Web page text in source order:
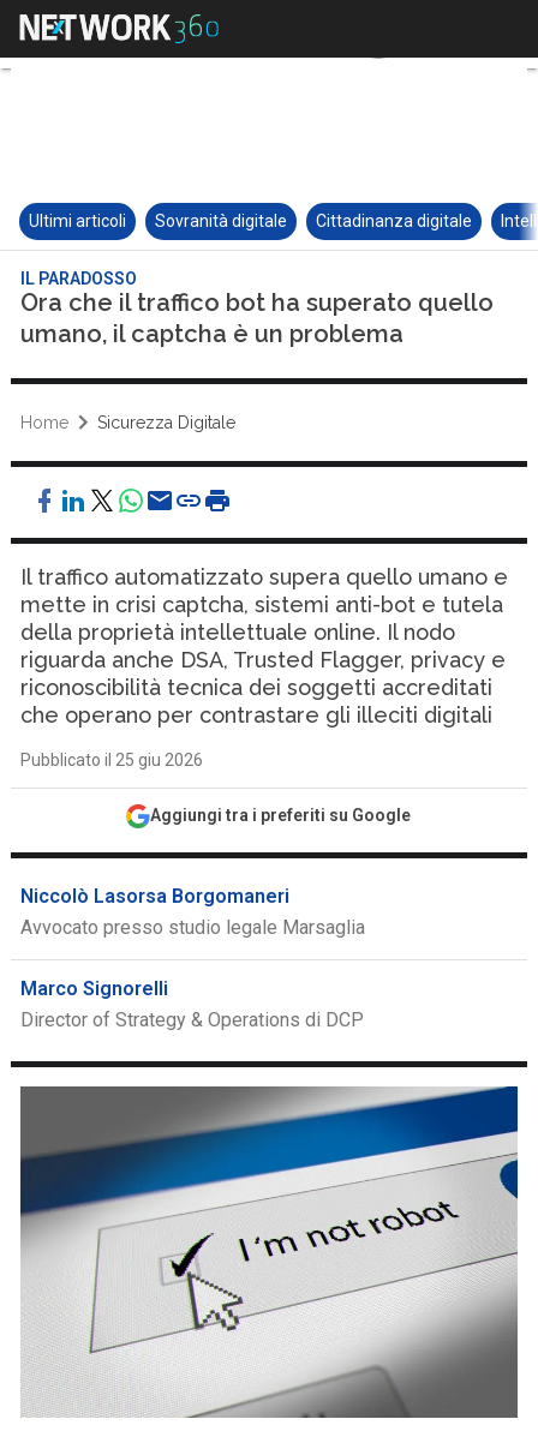
Ultimi articoli Sovranità digitale Cittadinanza digitale
IL PARADOSSO
Ora che il traffico bot ha superato quello
umano, il captcha è un problema
Home Sicurezza Digitale
Il traffico automatizzato supera quello umano e
mette in crisi captcha, sistemi anti-bot e tutela
della proprietà intellettuale online. Il nodo
riguarda anche DSA, Trusted Flagger, privacy e
riconoscibilità tecnica dei soggetti accreditati
che operano per contrastare gli illeciti digitali
Pubblicato il 25 giu 2026
Aggiungi tra i preferiti su Google
Niccolò Lasorsa Borgomaneri
Avvocato presso studio legale Marsaglia
Marco Signorelli
Director of Strategy & Operations di DCP